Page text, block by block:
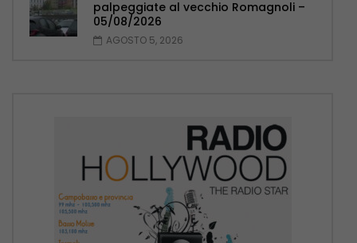
palpeggiate al vecchio Romagnoli –
05/08/2026
AGOSTO 5, 2026